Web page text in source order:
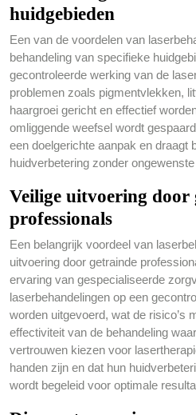
huidgebieden
Een van de voordelen van
behandeling van specifieke
gecontroleerde werking van de
problemen zoals pigmentvlekken,
haargroei gericht en effectief
omliggende weefsel wordt
een doelgerichte aanpak en draagt
huidverbetering zonder
Veilige uitvoering door
professionals
Een belangrijk voordeel van
uitvoering door getrainde
ervaring van gespecialiseerde
laserbehandelingen op een
worden uitgevoerd, wat de risico’s
effectiviteit van de behandeling
vertrouwen kiezen voor
handen zijn en dat hun
wordt begeleid voor optimale